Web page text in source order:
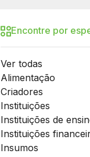
Encontre por
Ver todas
Alimentação
Criadores
Instituições
Instituições de
Instituições
Insumos